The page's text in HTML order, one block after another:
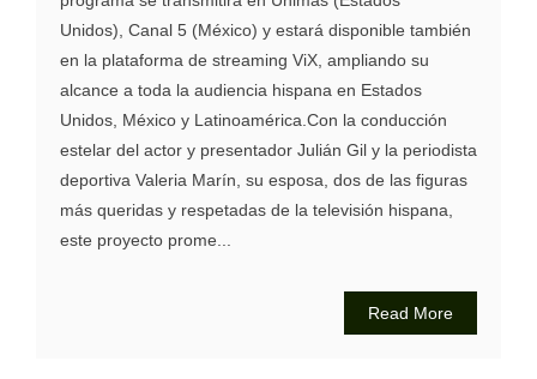
Unidos), Canal 5 (México) y estará disponible también
en la plataforma de streaming ViX, ampliando su
alcance a toda la audiencia hispana en Estados
Unidos, México y Latinoamérica.Con la conducción
estelar del actor y presentador Julián Gil y la periodista
deportiva Valeria Marín, su esposa, dos de las figuras
más queridas y respetadas de la televisión hispana,
este proyecto prome...
Read More